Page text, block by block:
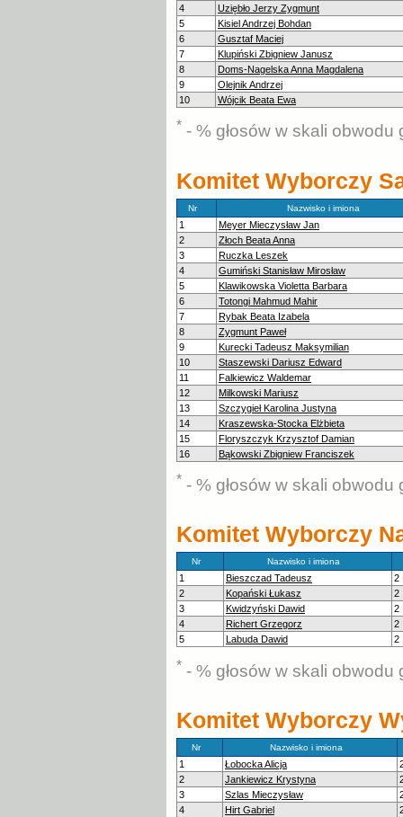
4
Uziębło Jerzy Zygmunt
5
Kisiel Andrzej Bohdan
6
Gusztaf Maciej
7
Klupiński Zbigniew Janusz
8
Doms-Nagelska Anna Magdalena
9
Olejnik Andrzej
10
Wójcik Beata Ewa
* - % głosów w skali obwodu
Komitet Wyborczy
Nr Nazwisko i imiona
1
Meyer Mieczysław Jan
2
Złoch Beata Anna
3
Ruczka Leszek
4
Gumiński Stanisław Mirosław
5
Klawikowska Violetta Barbara
6
Totongi Mahmud Mahir
7
Rybak Beata Izabela
8
Zygmunt Paweł
9
Kurecki Tadeusz Maksymilian
10
Staszewski Dariusz Edward
11
Falkiewicz Waldemar
12
Milkowski Mariusz
13
Szczygieł Karolina Justyna
14
Kraszewska-Stocka Elżbieta
15
Floryszczyk Krzysztof Damian
16
Bąkowski Zbigniew Franciszek
* - % głosów w skali obwodu
Komitet Wyborczy
Nr Nazwisko i imiona
1 Bieszczad Tadeusz
2
2
Kopański Łukasz
2
3
Kwidzyński Dawid
2
4
Richert Grzegorz
2
5
Labuda Dawid 2
* - % głosów w skali obwodu
Komitet Wyborczy
Nr Nazwisko i imiona
1 Łobocka Alicja
2
Jankiewicz Krystyna
3
Szlas Mieczysław
4
Hirt Gabriel